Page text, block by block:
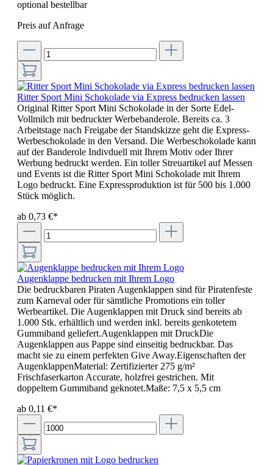
optional bestellbar
Preis auf Anfrage
Ritter Sport Mini Schokolade via Express bedrucken lassen
Original Ritter Sport Mini Schokolade in der Sorte Edel-
Vollmilch mit bedruckter Werbebanderole. Bereits ca. 3
Arbeitstage nach Freigabe der Standskizze geht die Express-
Werbeschokolade in den Versand. Die Werbeschokolade kann
auf der Banderole Indivduell mit Ihrem Motiv oder Ihrer
Werbung bedruckt werden. Ein toller Streuartikel auf Messen
und Events ist die Ritter Sport Mini Schokolade mit Ihrem
Logo bedruckt. Eine Expressproduktion ist für 500 bis 1.000
Stück möglich.
ab 0,73 €*
Augenklappe bedrucken mit Ihrem Logo
Die bedruckbaren Piraten Augenklappen sind für Piratenfeste
zum Karneval oder für sämtliche Promotions ein toller
Werbeartikel. Die Augenklappen mit Druck sind bereits ab
1.000 Stk. erhältlich und werden inkl. bereits genkotetem
Gummiband geliefert.Augenklappen mit DruckDie
Augenklappen aus Pappe sind einseitig bedruckbar. Das
macht sie zu einem perfekten Give Away.Eigenschaften der
AugenklappenMaterial: Zertifizierter 275 g/m²
Frischfaserkarton Accurate, holzfrei gestrichen. Mit
doppeltem Gummiband geknotet.Maße: 7,5 x 5,5 cm
ab 0,11 €*